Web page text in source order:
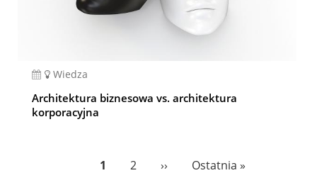
Wiedza
Architektura biznesowa vs. architektura
korporacyjna
Bieżąca
1 Page
2 Następna
›› Ostatnia
Ostatnia »